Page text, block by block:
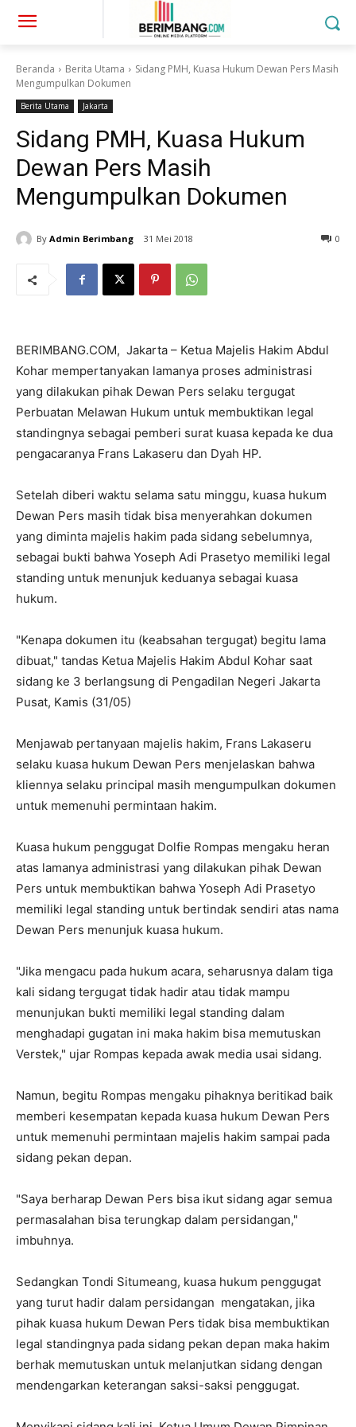
Beranda Berita Utama
Sidang PMH, Kuasa Hukum Dewan Pers Masih
Mengumpulkan Dokumen
Berita Utama Jakarta
Sidang PMH, Kuasa Hukum
Dewan Pers Masih
Mengumpulkan Dokumen
By Admin Berimbang 31 Mei 2018 0
BERIMBANG.COM, Jakarta – Ketua Majelis Hakim Abdul
Kohar mempertanyakan lamanya proses administrasi
yang dilakukan pihak Dewan Pers selaku tergugat
Perbuatan Melawan Hukum untuk membuktikan legal
standingnya sebagai pemberi surat kuasa kepada ke dua
pengacaranya Frans Lakaseru dan Dyah HP.
Setelah diberi waktu selama satu minggu, kuasa hukum
Dewan Pers masih tidak bisa menyerahkan dokumen
yang diminta majelis hakim pada sidang sebelumnya,
sebagai bukti bahwa Yoseph Adi Prasetyo memiliki legal
standing untuk menunjuk keduanya sebagai kuasa
hukum.
"Kenapa dokumen itu (keabsahan tergugat) begitu lama
dibuat," tandas Ketua Majelis Hakim Abdul Kohar saat
sidang ke 3 berlangsung di Pengadilan Negeri Jakarta
Pusat, Kamis (31/05)
Menjawab pertanyaan majelis hakim, Frans Lakaseru
selaku kuasa hukum Dewan Pers menjelaskan bahwa
kliennya selaku principal masih mengumpulkan dokumen
untuk memenuhi permintaan hakim.
Kuasa hukum penggugat Dolfie Rompas mengaku heran
atas lamanya administrasi yang dilakukan pihak Dewan
Pers untuk membuktikan bahwa Yoseph Adi Prasetyo
memiliki legal standing untuk bertindak sendiri atas nama
Dewan Pers menunjuk kuasa hukum.
"Jika mengacu pada hukum acara, seharusnya dalam tiga
kali sidang tergugat tidak hadir atau tidak mampu
menunjukan bukti memiliki legal standing dalam
menghadapi gugatan ini maka hakim bisa memutuskan
Verstek," ujar Rompas kepada awak media usai sidang.
Namun, begitu Rompas mengaku pihaknya beritikad baik
memberi kesempatan kepada kuasa hukum Dewan Pers
untuk memenuhi permintaan majelis hakim sampai pada
sidang pekan depan.
"Saya berharap Dewan Pers bisa ikut sidang agar semua
permasalahan bisa terungkap dalam persidangan,"
imbuhnya.
Sedangkan Tondi Situmeang, kuasa hukum penggugat
yang turut hadir dalam persidangan mengatakan, jika
pihak kuasa hukum Dewan Pers tidak bisa membuktikan
legal standingnya pada sidang pekan depan maka hakim
berhak memutuskan untuk melanjutkan sidang dengan
mendengarkan keterangan saksi-saksi penggugat.